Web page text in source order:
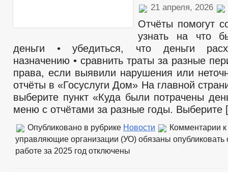
21 апреля, 2026
Отчёты помогут
узнать на что
деньги • убедиться, что деньги
назначению • сравнить траты за разные
права, если выявили нарушения или
отчёты в «Госуслуги Дом» На главной
выберите пункт «Куда были потрачены
меню с отчётами за разные годы.
Опубликовано в рубрике Новости Комментарии
управляющие организации (УО) обязаны опубликовать
работе за 2025 год отключены